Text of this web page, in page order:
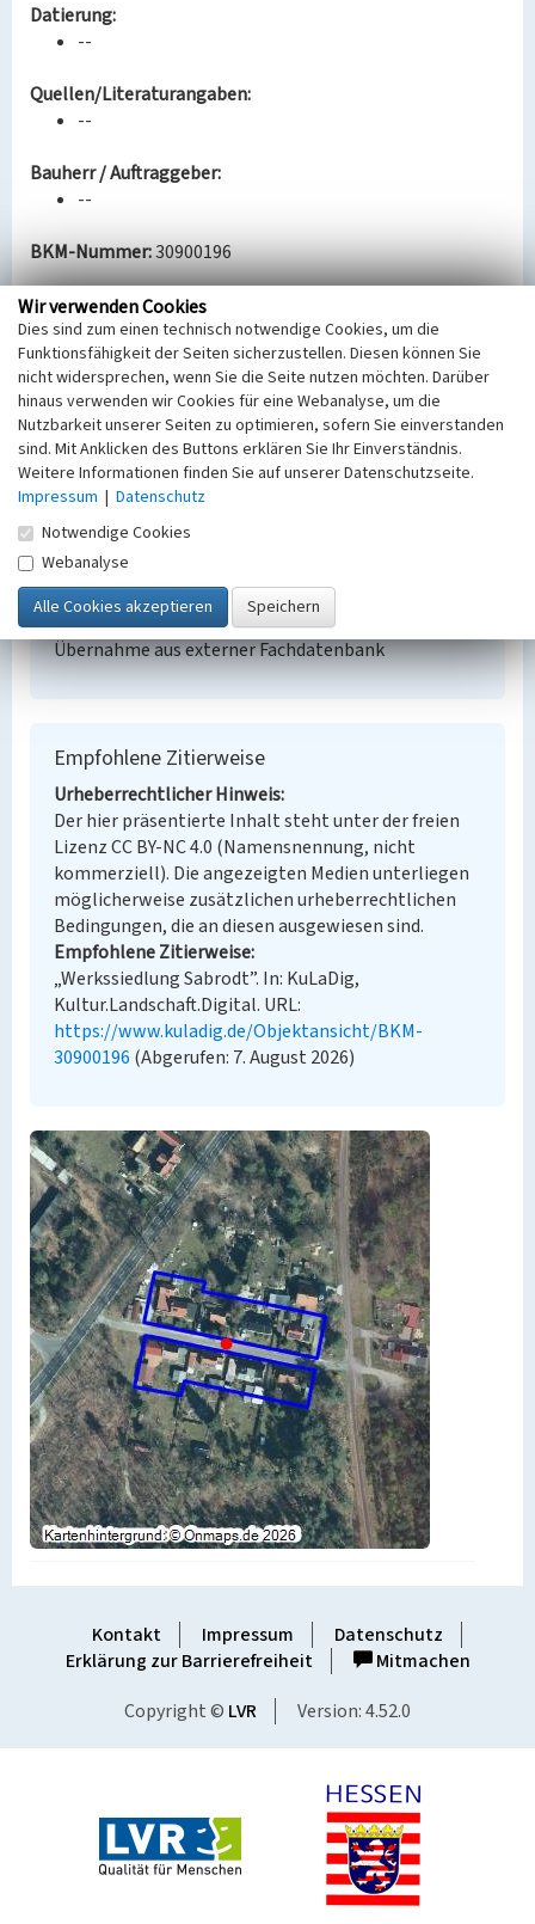
Datierung:
--
Quellen/Literaturangaben:
--
Bauherr / Auftraggeber:
--
BKM-Nummer:30900196
Werkssiedlung Sabrodt
Schlagwörter
Siedlung
Ort
Sabrodt
Alternativer Ortsname
Zabrod
Denkmalpflege
Erfassungsmaßstab
Keine Angabe
Erfassungsmethode
Übernahme aus externer Fachdatenbank
Empfohlene Zitierweise
Urheberrechtlicher Hinweis
Der hier präsentierte Inhalt steht unter der freien
Lizenz CC BY-NC 4.0 (Namensnennung, nicht
kommerziell). Die angezeigten Medien unterliegen
möglicherweise zusätzlichen urheberrechtlichen
Bedingungen, die an diesen ausgewiesen sind.
Empfohlene Zitierweise
„Werkssiedlung Sabrodt”. In: KuLaDig,
Kultur.Landschaft.Digital. URL:
https://www.kuladig.de/Objektansicht/BKM-
30900196 (Abgerufen: 7. August 2026)
Kontakt Impressum
Datenschutz
Erklärung zur Barrierefreiheit
Mitmachen
Copyright © LVR Version: 4.52.0
Wir verwenden Cookies
Dies sind zum einen technisch notwendige Cookies, um die
Funktionsfähigkeit der Seiten sicherzustellen. Diesen können Sie
nicht widersprechen, wenn Sie die Seite nutzen möchten. Darüber
hinaus verwenden wir Cookies für eine Webanalyse, um die
Nutzbarkeit unserer Seiten zu optimieren, sofern Sie einverstanden
sind. Mit Anklicken des Buttons erklären Sie Ihr Einverständnis.
Weitere Informationen finden Sie auf unserer Datenschutzseite.
Impressum | Datenschutz
Notwendige Cookies
Webanalyse